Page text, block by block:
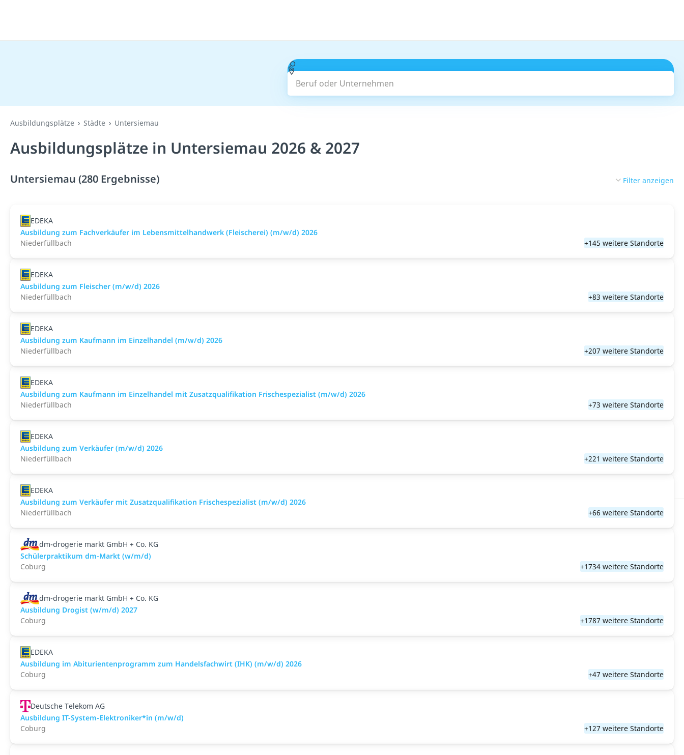
Beruf oder Unternehmen
Ausbildungsplätze Städte Untersiemau
Ausbildungsplätze in Untersiemau 2026 & 2027
Untersiemau (280 Ergebnisse) Filter anzeigen
EDEKA
Ausbildung zum Fachverkäufer im Lebensmittelhandwerk (Fleischerei) (m/w/d) 2026
Niederfüllbach
+145 weitere Standorte
EDEKA
Ausbildung zum Fleischer (m/w/d) 2026
Niederfüllbach
+83 weitere Standorte
EDEKA
Ausbildung zum Kaufmann im Einzelhandel (m/w/d) 2026
Niederfüllbach
+207 weitere Standorte
EDEKA
Ausbildung zum Kaufmann im Einzelhandel mit Zusatzqualifikation Frischespezialist (m/w/d) 2026
Niederfüllbach
+73 weitere Standorte
EDEKA
Ausbildung zum Verkäufer (m/w/d) 2026
Niederfüllbach
+221 weitere Standorte
EDEKA
Ausbildung zum Verkäufer mit Zusatzqualifikation Frischespezialist (m/w/d) 2026
Niederfüllbach
+66 weitere Standorte
dm-drogerie markt GmbH + Co. KG
Schülerpraktikum dm-Markt (w/m/d)
Coburg
+1734 weitere Standorte
dm-drogerie markt GmbH + Co. KG
Ausbildung Drogist (w/m/d) 2027
Coburg
+1787 weitere Standorte
EDEKA
Ausbildung im Abiturientenprogramm zum Handelsfachwirt (IHK) (m/w/d) 2026
Coburg
+47 weitere Standorte
Deutsche Telekom AG
Ausbildung IT-System-Elektroniker*in (m/w/d)
Coburg
+127 weitere Standorte